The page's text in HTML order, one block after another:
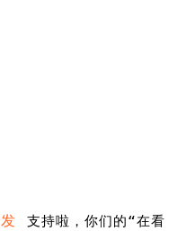
支持啦，你们的“在看